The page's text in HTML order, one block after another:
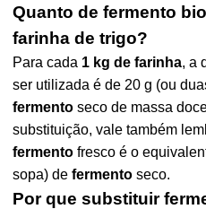
Quanto de fermento
farinha de trigo?
Para cada 1 kg de farinha, a
ser utilizada é de 20 g (ou
fermento seco de massa
substituição, vale também
fermento fresco é o
sopa) defermento seco.
Por que substituir